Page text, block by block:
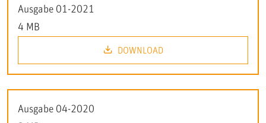
Ausgabe 01-2021
4 MB
DOWNLOAD
Ausgabe 04-2020